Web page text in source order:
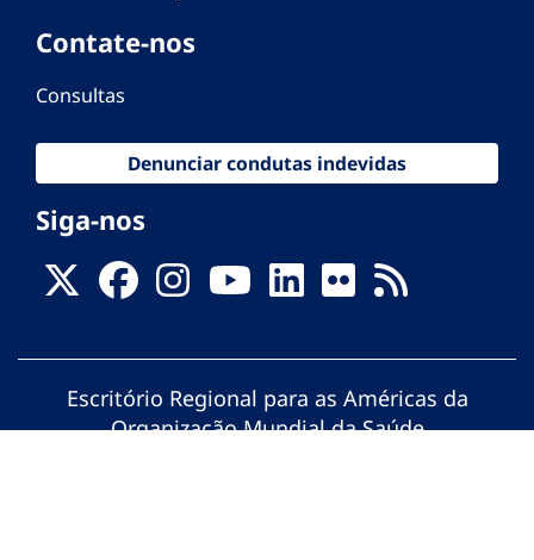
Contate-nos
Consultas
Denunciar condutas indevidas
Siga-nos
Escritório Regional para as Américas da
Organização Mundial da Saúde